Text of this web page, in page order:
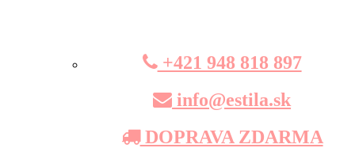
+421 948 818 897
info@estila.sk
DOPRAVA ZDARMA